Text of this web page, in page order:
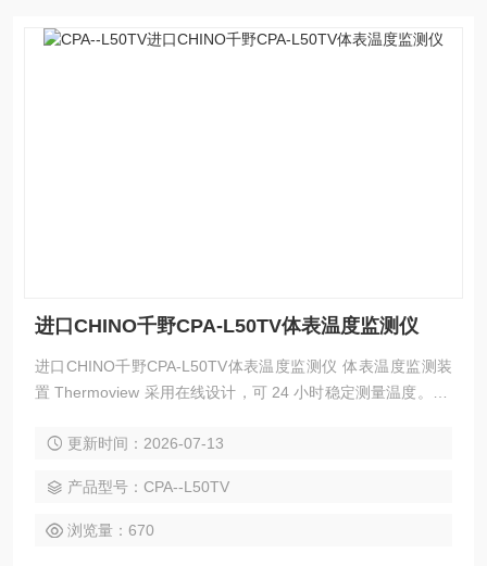
进口CHINO千野CPA-L50TV体表温度监测仪
进口CHINO千野CPA-L50TV体表温度监测仪 体表温度监测装
置 Thermoview 采用在线设计，可 24 小时稳定测量温度。 它
计算机、智能手机或平板电脑等终端上。
更新时间：2026-07-13
产品型号：CPA--L50TV
浏览量：670